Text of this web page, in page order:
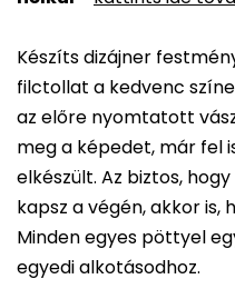
Készíts dizájner
filctollat a kedvenc
az előre nyomtatott
meg a képedet, már fel
elkészült. Az biztos,
kapsz a végén, akkor
Minden egyes pöttyel
egyedi alkotásodhoz.
ből
0,0
csillag.